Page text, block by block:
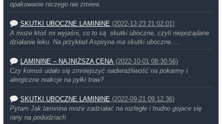
opakowanie niczego nie zmieni.
SKUTKI UBOCZNE LAMININE (2022-12-23 21:02:01)
A może ktoś mi wyjaśni, co to są skutki uboczne, czyli niepożądane
działanie leku. Na przykład Aspiryna ma skutki uboczne.…
LAMININE – NAJNIŻSZA CENA (2022-10-01 08:30:56)
Czy komuś udało się zmniejszyć nadwrażliwość na pokarmy i
alergiczne reakcje na pyłki traw?
SKUTKI UBOCZNE LAMININE (2022-09-21 09:12:36)
Pytam Jak laminina może zadziałać na rozległe i trudno gojace się
rany na podudziach